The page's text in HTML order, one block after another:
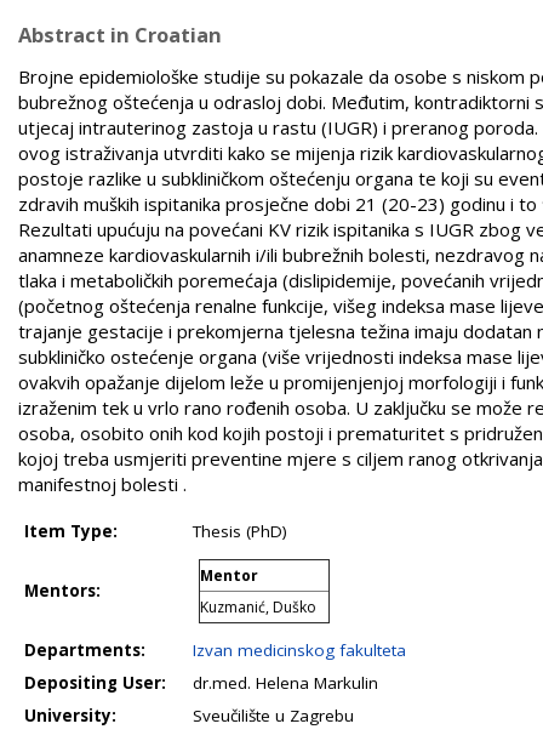
Abstract in Croatian
Brojne epidemiološke studije su pokazale da osobe s
bubrežnog oštećenja u odrasloj dobi. Međutim,
utjecaj intrauterinog zastoja u rastu (IUGR) i preranog
ovog istraživanja utvrditi kako se mijenja rizik
postoje razlike u subkliničkom oštećenju organa te koji su
zdravih muških ispitanika prosječne dobi 21 (20-23) godinu i
Rezultati upućuju na povećani KV rizik ispitanika s IUGR
anamneze kardiovaskularnih i/ili bubrežnih bolesti,
tlaka i metaboličkih poremećaja (dislipidemije, povećanih
(početnog oštećenja renalne funkcije, višeg indeksa mase
trajanje gestacije i prekomjerna tjelesna težina imaju dodatan
subkliničko ostećenje organa (više vrijednosti indeksa mase
ovakvih opažanje dijelom leže u promijenjenjoj morfologiji i
izraženim tek u vrlo rano rođenih osoba. U zaključku se može
osoba, osobito onih kod kojih postoji i prematuritet s
kojoj treba usmjeriti preventine mjere s ciljem ranog
manifestnoj bolesti .
Item Type: Thesis (PhD)
Mentors:
Mentor
Kuzmanić, Duško
Departments:
Izvan medicinskog fakulteta
Depositing User:
dr.med. Helena Markulin
University:
Sveučilište u Zagrebu